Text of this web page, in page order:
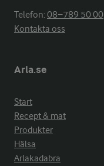
Telefon:08−789 50 00
Kontakta oss
Arla.se
Start
Recept & mat
Produkter
Hälsa
Arlakadabra